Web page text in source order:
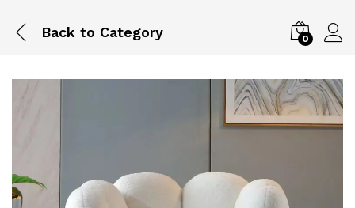
Back to Category 0